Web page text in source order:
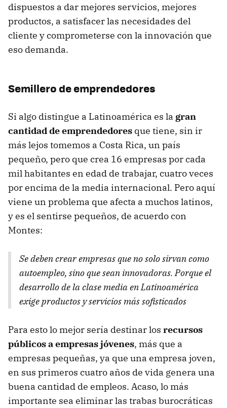
dispuestos a dar mejores servicios, mejores
productos, a satisfacer las necesidades del
cliente y comprometerse con la innovación que
eso demanda.
Semillero de emprendedores
Si algo distingue a Latinoamérica es la gran
cantidad de emprendedores que tiene, sin ir
más lejos tomemos a Costa Rica, un país
pequeño, pero que crea 16 empresas por cada
mil habitantes en edad de trabajar, cuatro veces
por encima de la media internacional. Pero aquí
viene un problema que afecta a muchos latinos,
y es el sentirse pequeños, de acuerdo con
Montes:
Se deben crear empresas que no solo sirvan como
autoempleo, sino que sean innovadoras. Porque el
desarrollo de la clase media en Latinoamérica
exige productos y servicios más sofisticados
Para esto lo mejor sería destinar los recursos
públicos a empresas jóvenes, más que a
empresas pequeñas, ya que una empresa joven,
en sus primeros cuatro años de vida genera una
buena cantidad de empleos. Acaso, lo más
importante sea eliminar las trabas burocráticas